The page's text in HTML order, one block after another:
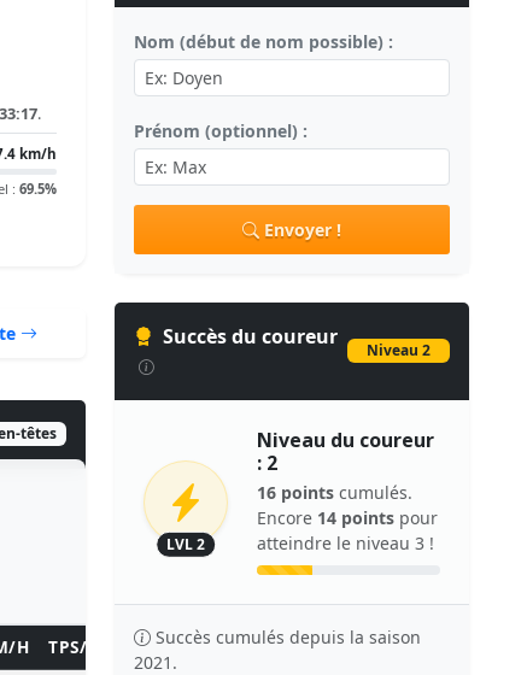
33:17.
km/h
: 69.5%
têtes
H TPS/KM TEMPS POINTS
Nom (début de nom possible) :
Prénom (optionnel) :
Envoyer !
Succès du coureur
Niveau 2
LVL 2
Niveau du coureur
: 2
16 points cumulés.
Encore 14 points pour
atteindre le niveau 3 !
Succès cumulés depuis la saison
2021.